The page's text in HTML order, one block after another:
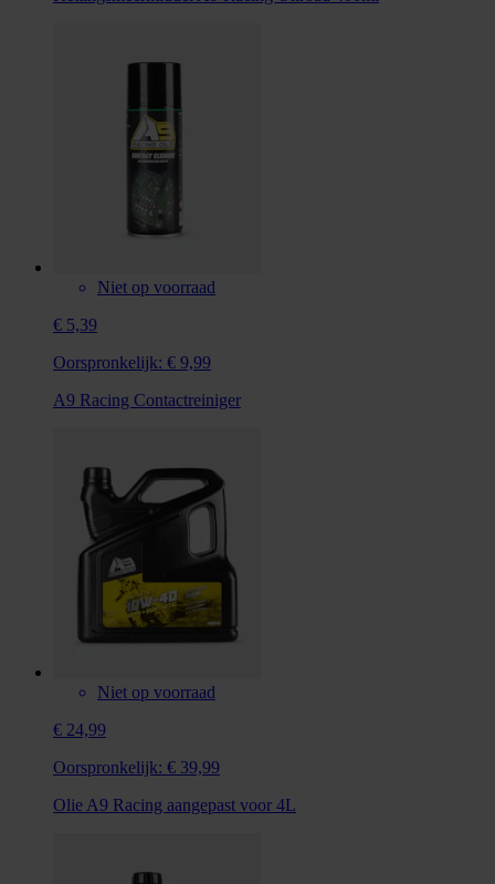
Niet op voorraad
€ 5,39
Oorspronkelijk: € 9,99
A9 Racing Contactreiniger
Niet op voorraad
€ 24,99
Oorspronkelijk: € 39,99
Olie A9 Racing aangepast voor 4L